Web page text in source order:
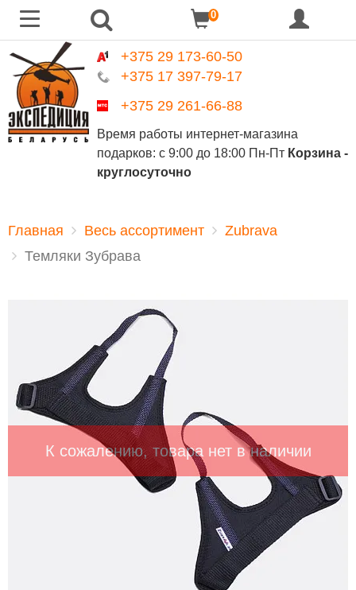
0
+375 29 173-60-50
+375 17 397-79-17
+375 29 261-66-88
Время работы интернет-магазина
подарков: с 9:00 до 18:00 Пн-Пт Корзина -
круглосуточно
Главная Весь ассортимент
Zubrava
Темляки Зубрава
К сожалению, товара нет в наличии